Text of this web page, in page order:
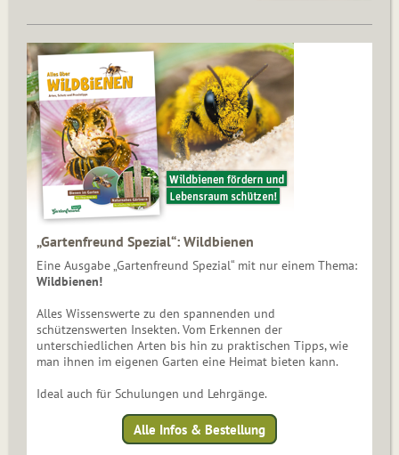
„Gartenfreund Spezial“: Wildbienen
Eine Ausgabe „Gartenfreund Spezial“ mit nur einem Thema:
Wildbienen!
Alles Wissenswerte zu den spannenden und
schützenswerten Insekten. Vom Erkennen der
unterschiedlichen Arten bis hin zu praktischen Tipps, wie
man ihnen im eigenen Garten eine Heimat bieten kann.
Ideal auch für Schulungen und Lehrgänge.
Alle Infos & Bestellung